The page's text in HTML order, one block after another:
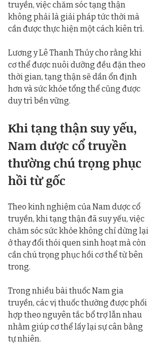
truyền, việc chăm sóc tạng thận
không phải là giải pháp tức thời mà
cần được thực hiện một cách kiên trì.
Lương y Lê Thanh Thủy cho rằng khi
cơ thể được nuôi dưỡng đều đặn theo
thời gian, tạng thận sẽ dần ổn định
hơn và sức khỏe tổng thể cũng được
duy trì bền vững.
Khi tạng thận suy yếu,
Nam dược cổ truyền
thường chú trọng phục
hồi từ gốc
Theo kinh nghiệm của Nam dược cổ
truyền, khi tạng thận đã suy yếu, việc
chăm sóc sức khỏe không chỉ dừng lại
ở thay đổi thói quen sinh hoạt mà còn
cần chú trọng phục hồi cơ thể từ bên
trong.
Trong nhiều bài thuốc Nam gia
truyền, các vị thuốc thường được phối
hợp theo nguyên tắc bổ trợ lẫn nhau
nhằm giúp cơ thể lấy lại sự cân bằng
tự nhiên.